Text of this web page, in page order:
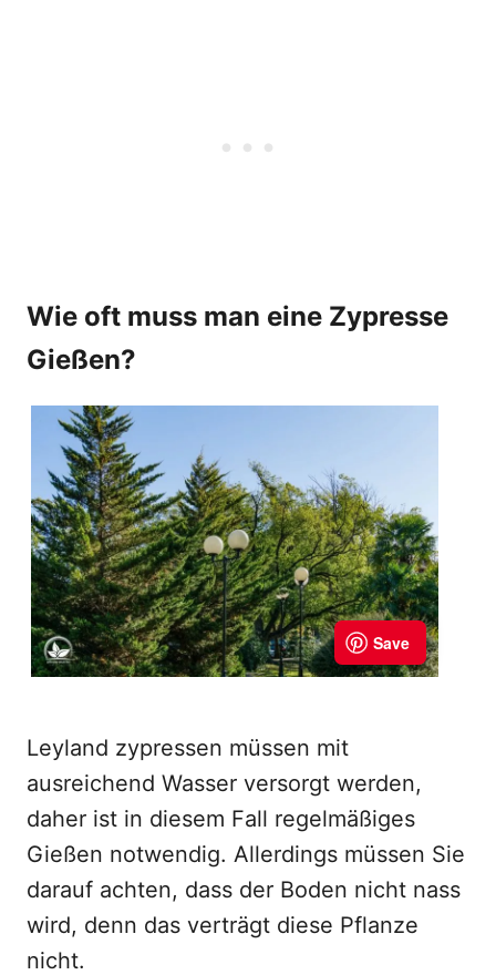
Wie oft muss man eine Zypresse
Gießen?
Leyland zypressen müssen mit
ausreichend Wasser versorgt werden,
daher ist in diesem Fall regelmäßiges
Gießen notwendig. Allerdings müssen Sie
darauf achten, dass der Boden nicht nass
wird, denn das verträgt diese Pflanze
nicht.